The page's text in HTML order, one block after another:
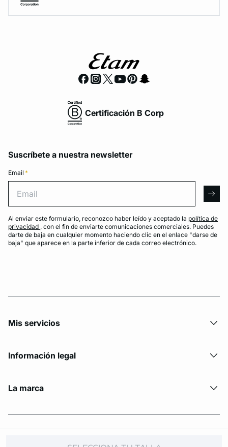
Certificación B Corp
Suscríbete a nuestra newsletter
Email *
Al enviar este formulario, reconozco haber leído y aceptado la política de
privacidad , con el fin de enviarte comunicaciones comerciales. Puedes
darte de baja en cualquier momento haciendo clic en el enlace "darse de
baja" que aparece en la parte inferior de cada correo electrónico.
Mis servicios
Información legal
La marca